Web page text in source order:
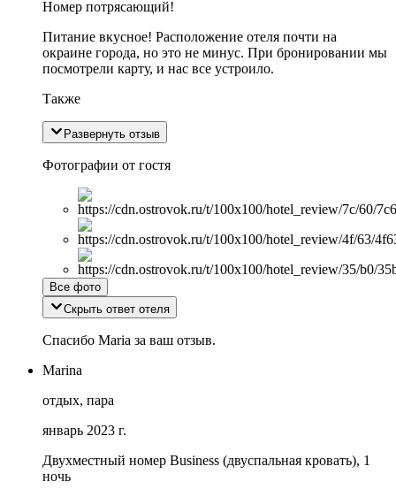
Номер потрясающий!
Питание вкусное! Расположение отеля почти на
окраине города, но это не минус. При бронировании мы
посмотрели карту, и нас все устроило.
Также
Развернуть отзыв
Фотографии от гостя
Все фото
Скрыть ответ отеля
Спасибо Maria за ваш отзыв.
Marina
отдых, пара
январь 2023 г.
Двухместный номер Business (двуспальная кровать), 1
ночь